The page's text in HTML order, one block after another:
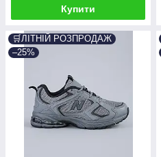
Купити
🛒ЛІТНІЙ РОЗПРОДАЖ
–25%